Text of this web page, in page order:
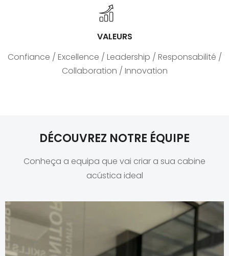
VALEURS
Confiance / Excellence / Leadership / Responsabilité /
Collaboration / Innovation
DÉCOUVREZ NOTRE ÉQUIPE
Conheça a equipa que vai criar a sua cabine
acústica ideal